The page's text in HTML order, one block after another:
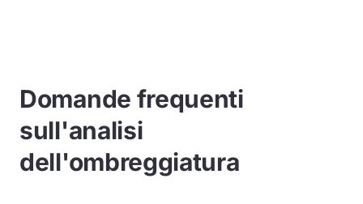
Domande frequenti
sull'analisi
dell'ombreggiatura